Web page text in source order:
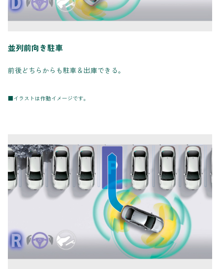
並列前向き駐車
前後どちらからも駐車＆出庫できる。
■イラストは作動イメージです。